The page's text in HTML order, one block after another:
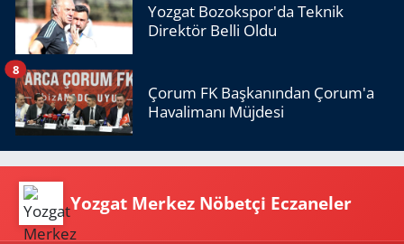
Yozgat Bozokspor'da Teknik
Direktör Belli Oldu
Çorum FK Başkanından Çorum'a
Havalimanı Müjdesi
8
Yozgat Merkez Nöbetçi Eczaneler